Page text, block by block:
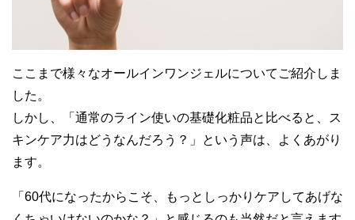
ここまで様々なオールインワンジェルについてご紹介しま
した。
しかし、「通常のライン使いの基礎化粧品と比べると、ス
キンケア力はどうなんだろう？」という声は、よくあがり
ます。
「60代になったからこそ、もっとしっかりケアしてあげな